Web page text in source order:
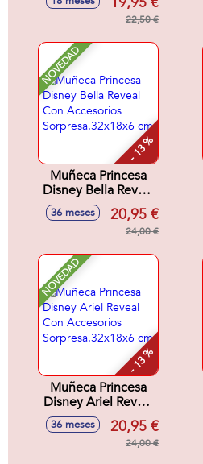
28x8x29 cm
22,50 €
NOVEDAD
- 13 %
Muñeca Princesa
Disney Bella Reveal
Con Accesorios
Sorpresa.32x18x6
36 meses 20,95 €
24,00 €
NOVEDAD
- 13 %
Muñeca Princesa
Disney Ariel Reveal
Con Accesorios
Sorpresa.32x18x6
36 meses 20,95 €
24,00 €